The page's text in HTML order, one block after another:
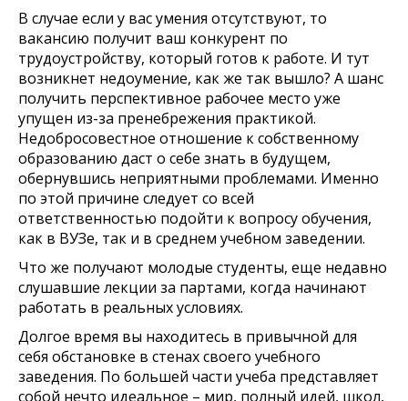
В случае если у вас умения отсутствуют, то
вакансию получит ваш конкурент по
трудоустройству, который готов к работе. И тут
возникнет недоумение, как же так вышло? А шанс
получить перспективное рабочее место уже
упущен из-за пренебрежения практикой.
Недобросовестное отношение к собственному
образованию даст о себе знать в будущем,
обернувшись неприятными проблемами. Именно
по этой причине следует со всей
ответственностью подойти к вопросу обучения,
как в ВУЗе, так и в среднем учебном заведении.
Что же получают молодые студенты, еще недавно
слушавшие лекции за партами, когда начинают
работать в реальных условиях.
Долгое время вы находитесь в привычной для
себя обстановке в стенах своего учебного
заведения. По большей части учеба представляет
собой нечто идеальное – мир, полный идей, школ,